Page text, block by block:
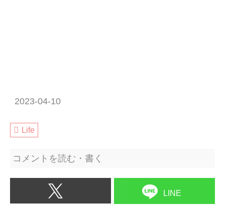
2023-04-10
Life
コメントを読む・書く
LINE